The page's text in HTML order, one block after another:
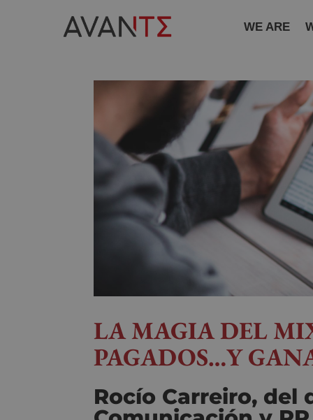
WE ARE
LA MAGIA DEL
PAGADOS…Y
Rocío Carreiro, del